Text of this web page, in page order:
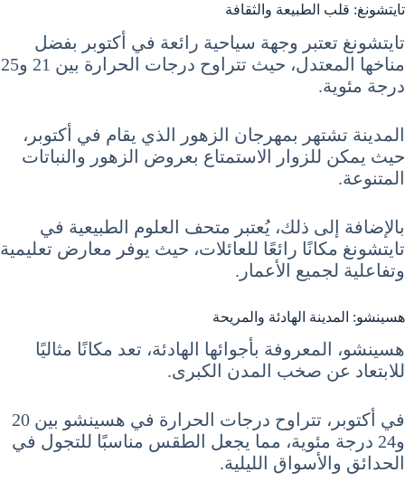
تايتشونغ: قلب الطبيعة والثقافة
تايتشونغ تعتبر وجهة سياحية رائعة في أكتوبر بفضل
مناخها المعتدل، حيث تتراوح درجات الحرارة بين 21 و25
درجة مئوية.
المدينة تشتهر بمهرجان الزهور الذي يقام في أكتوبر،
حيث يمكن للزوار الاستمتاع بعروض الزهور والنباتات
المتنوعة.
بالإضافة إلى ذلك، يُعتبر متحف العلوم الطبيعية في
تايتشونغ مكانًا رائعًا للعائلات، حيث يوفر معارض تعليمية
وتفاعلية لجميع الأعمار.
هسينشو: المدينة الهادئة والمريحة
هسينشو، المعروفة بأجوائها الهادئة، تعد مكانًا مثاليًا
للابتعاد عن صخب المدن الكبرى.
في أكتوبر، تتراوح درجات الحرارة في هسينشو بين 20
و24 درجة مئوية، مما يجعل الطقس مناسبًا للتجول في
الحدائق والأسواق الليلية.